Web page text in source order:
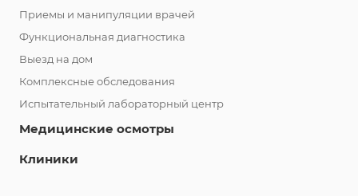
Приемы и манипуляции врачей
Функциональная диагностика
Выезд на дом
Комплексные обследования
Испытательный лабораторный центр
Медицинские осмотры
Клиники